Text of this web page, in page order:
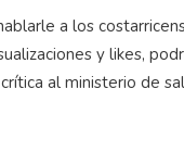
a los
y likes,
al ministerio de